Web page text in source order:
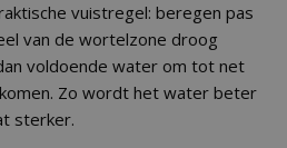
vuistregel: beregen pas
van de wortelzone droog
voldoende water om tot net
Zo wordt het water beter
sterker.